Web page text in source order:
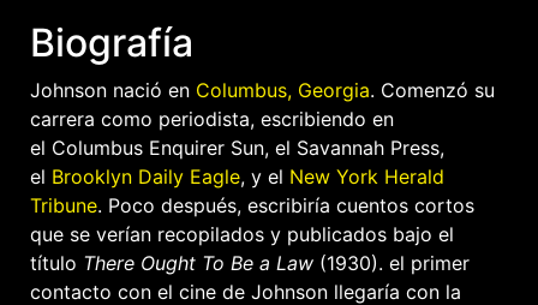
Biografía
Johnson nació en Columbus, Georgia. Comenzó su
carrera como periodista, escribiendo en
el Columbus Enquirer Sun, el Savannah Press,
el Brooklyn Daily Eagle, y el New York Herald
Tribune. Poco después, escribiría cuentos cortos
que se verían recopilados y publicados bajo el
título There Ought To Be a Law (1930). el primer
contacto con el cine de Johnson llegaría con la